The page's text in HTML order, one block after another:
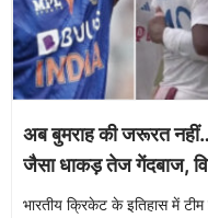
अब बुमराह की जरूरत
जैसा धाकड़ तेज गेंदबाज,
भारतीय क्रिकेट के इतिहास में